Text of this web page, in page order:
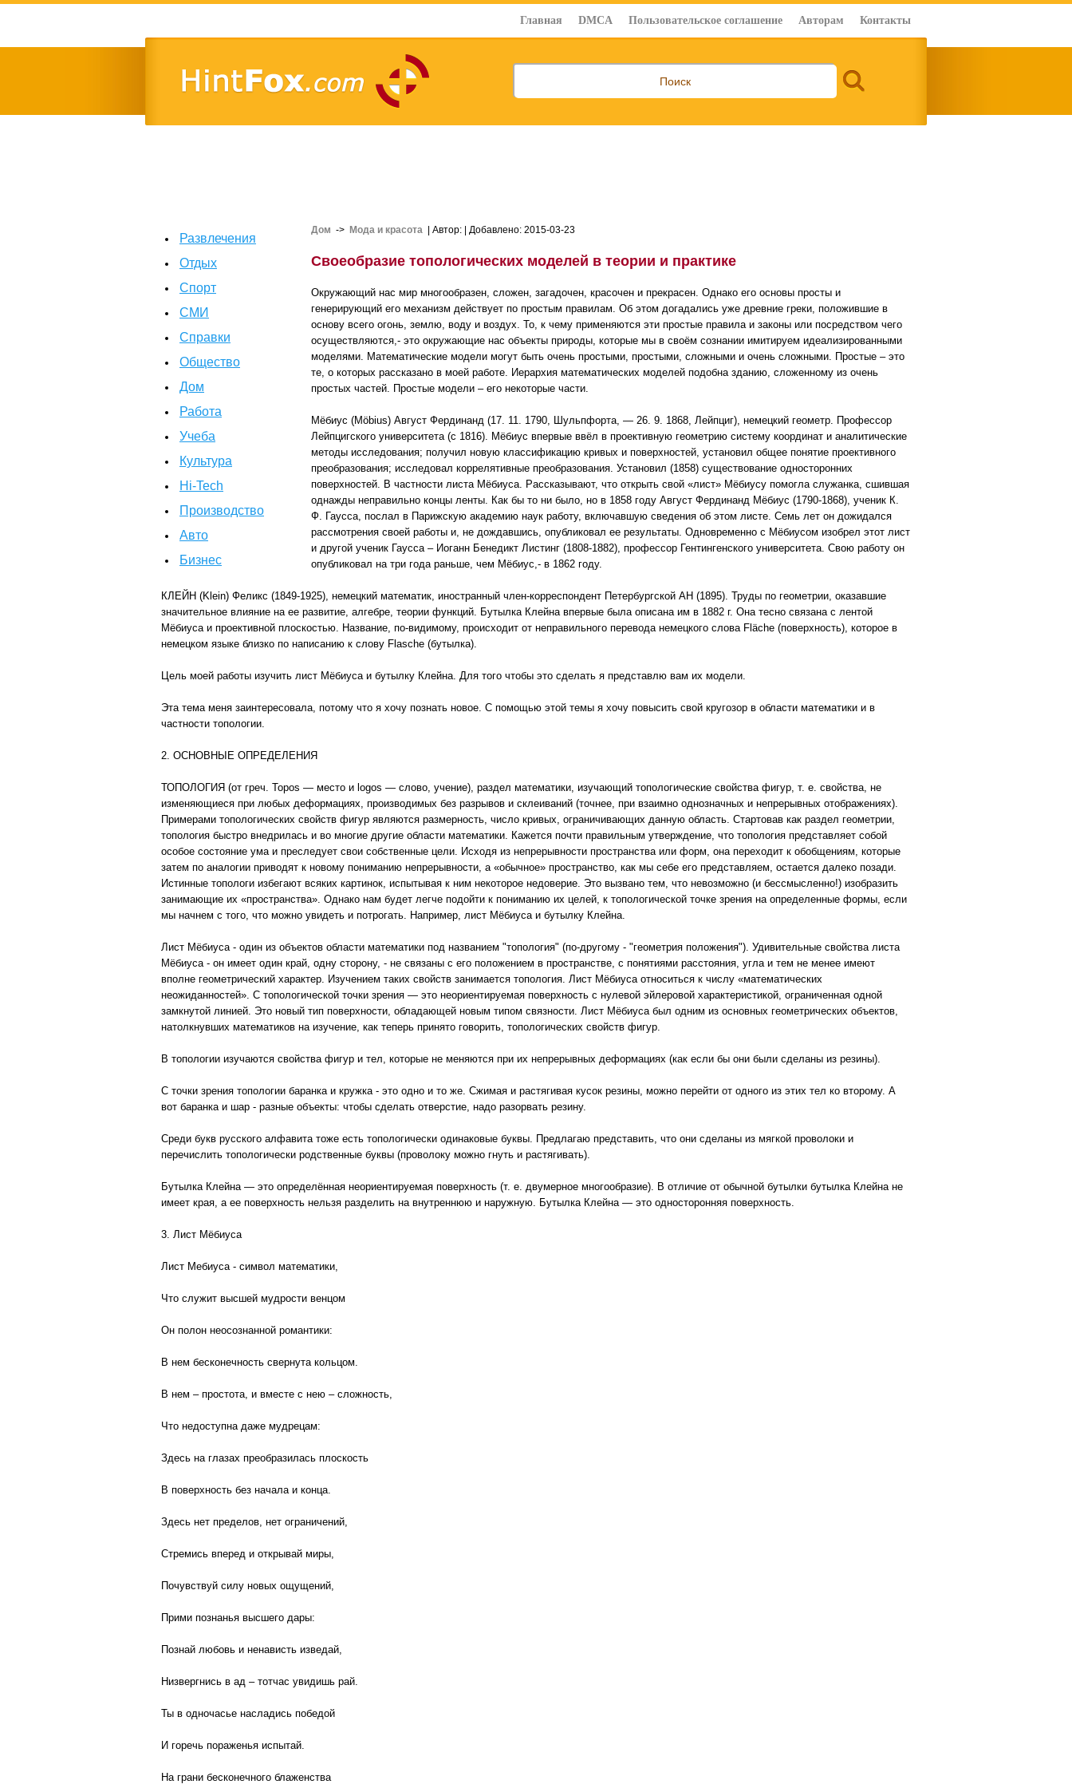
Главная DMCA Пользовательское соглашение Авторам Контакты
Развлечения
Отдых
Спорт
СМИ
Справки
Общество
Дом
Работа
Учеба
Культура
Hi-Tech
Производство
Авто
Бизнес
Дом -> Мода и красота | Автор: | Добавлено: 2015-03-23
Своеобразие топологических моделей в теории и практике
Окружающий нас мир многообразен, сложен, загадочен, красочен и прекрасен. Однако его основы просты и
генерирующий его механизм действует по простым правилам. Об этом догадались уже древние греки, положившие в
основу всего огонь, землю, воду и воздух. То, к чему применяются эти простые правила и законы или посредством чего
осуществляются,- это окружающие нас объекты природы, которые мы в своём сознании имитируем идеализированными
моделями. Математические модели могут быть очень простыми, простыми, сложными и очень сложными. Простые – это
те, о которых рассказано в моей работе. Иерархия математических моделей подобна зданию, сложенному из очень
простых частей. Простые модели – его некоторые части.
Мёбиус (Möbius) Август Фердинанд (17. 11. 1790, Шульпфорта, — 26. 9. 1868, Лейпциг), немецкий геометр. Профессор
Лейпцигского университета (с 1816). Мёбиус впервые ввёл в проективную геометрию систему координат и аналитические
методы исследования; получил новую классификацию кривых и поверхностей, установил общее понятие проективного
преобразования; исследовал коррелятивные преобразования. Установил (1858) существование односторонних
поверхностей. В частности листа Мёбиуса. Рассказывают, что открыть свой «лист» Мёбиусу помогла служанка, сшившая
однажды неправильно концы ленты. Как бы то ни было, но в 1858 году Август Фердинанд Мёбиус (1790-1868), ученик К.
Ф. Гаусса, послал в Парижскую академию наук работу, включавшую сведения об этом листе. Семь лет он дожидался
рассмотрения своей работы и, не дождавшись, опубликовал ее результаты. Одновременно с Мёбиусом изобрел этот лист
и другой ученик Гаусса – Иоганн Бенедикт Листинг (1808-1882), профессор Гентингенского университета. Свою работу он
опубликовал на три года раньше, чем Мёбиус,- в 1862 году.
КЛЕЙН (Klein) Феликс (1849-1925), немецкий математик, иностранный член-корреспондент Петербургской АН (1895). Труды по геометрии, оказавшие
значительное влияние на ее развитие, алгебре, теории функций. Бутылка Клейна впервые была описана им в 1882 г. Она тесно связана с лентой
Мёбиуса и проективной плоскостью. Название, по-видимому, происходит от неправильного перевода немецкого слова Fläche (поверхность), которое в
немецком языке близко по написанию к слову Flasche (бутылка).
Цель моей работы изучить лист Мёбиуса и бутылку Клейна. Для того чтобы это сделать я представлю вам их модели.
Эта тема меня заинтересовала, потому что я хочу познать новое. С помощью этой темы я хочу повысить свой кругозор в области математики и в
частности топологии.
2. ОСНОВНЫЕ ОПРЕДЕЛЕНИЯ
ТОПОЛОГИЯ (от греч. Topos — место и logos — слово, учение), раздел математики, изучающий топологические свойства фигур, т. е. свойства, не
изменяющиеся при любых деформациях, производимых без разрывов и склеиваний (точнее, при взаимно однозначных и непрерывных отображениях).
Примерами топологических свойств фигур являются размерность, число кривых, ограничивающих данную область. Стартовав как раздел геометрии,
топология быстро внедрилась и во многие другие области математики. Кажется почти правильным утверждение, что топология представляет собой
особое состояние ума и преследует свои собственные цели. Исходя из непрерывности пространства или форм, она переходит к обобщениям, которые
затем по аналогии приводят к новому пониманию непрерывности, а «обычное» пространство, как мы себе его представляем, остается далеко позади.
Истинные топологи избегают всяких картинок, испытывая к ним некоторое недоверие. Это вызвано тем, что невозможно (и бессмысленно!) изобразить
занимающие их «пространства». Однако нам будет легче подойти к пониманию их целей, к топологической точке зрения на определенные формы, если
мы начнем с того, что можно увидеть и потрогать. Например, лист Мёбиуса и бутылку Клейна.
Лист Мёбиуса - один из объектов области математики под названием "топология" (по-другому - "геометрия положения"). Удивительные свойства листа
Мёбиуса - он имеет один край, одну сторону, - не связаны с его положением в пространстве, с понятиями расстояния, угла и тем не менее имеют
вполне геометрический характер. Изучением таких свойств занимается топология. Лист Мёбиуса относиться к числу «математических
неожиданностей». С топологической точки зрения — это неориентируемая поверхность с нулевой эйлеровой характеристикой, ограниченная одной
замкнутой линией. Это новый тип поверхности, обладающей новым типом связности. Лист Мёбиуса был одним из основных геометрических объектов,
натолкнувших математиков на изучение, как теперь принято говорить, топологических свойств фигур.
В топологии изучаются свойства фигур и тел, которые не меняются при их непрерывных деформациях (как если бы они были сделаны из резины).
С точки зрения топологии баранка и кружка - это одно и то же. Сжимая и растягивая кусок резины, можно перейти от одного из этих тел ко второму. А
вот баранка и шар - разные объекты: чтобы сделать отверстие, надо разорвать резину.
Среди букв русского алфавита тоже есть топологически одинаковые буквы. Предлагаю представить, что они сделаны из мягкой проволоки и
перечислить топологически родственные буквы (проволоку можно гнуть и растягивать).
Бутылка Клейна — это определённая неориентируемая поверхность (т. е. двумерное многообразие). В отличие от обычной бутылки бутылка Клейна не
имеет края, а ее поверхность нельзя разделить на внутреннюю и наружную. Бутылка Клейна — это односторонняя поверхность.
3. Лист Мёбиуса
Лист Мебиуса - символ математики,
Что служит высшей мудрости венцом
Он полон неосознанной романтики:
В нем бесконечность свернута кольцом.
В нем – простота, и вместе с нею – сложность,
Что недоступна даже мудрецам:
Здесь на глазах преобразилась плоскость
В поверхность без начала и конца.
Здесь нет пределов, нет ограничений,
Стремись вперед и открывай миры,
Почувствуй силу новых ощущений,
Прими познанья высшего дары:
Познай любовь и ненависть изведай,
Низвергнись в ад – тотчас увидишь рай.
Ты в одночасье насладись победой
И горечь пораженья испытай.
На грани бесконечного блаженства